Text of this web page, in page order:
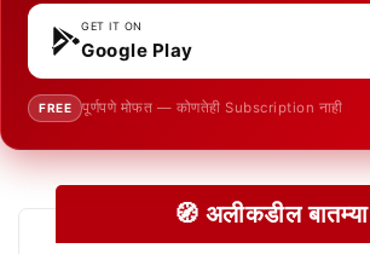
GET IT ON
Google Play
FREE पूर्णपणे मोफत — कोणतेही Subscription नाही
🧭 अलीकडील बातम्या